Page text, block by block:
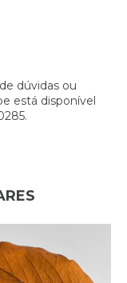
dúvidas ou
está disponível